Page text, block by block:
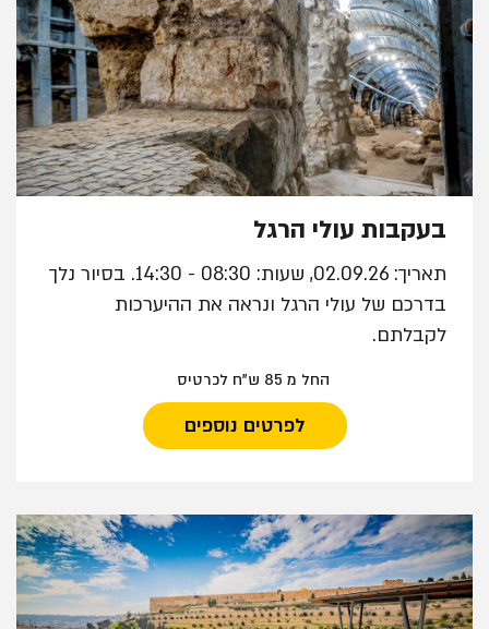
בעקבות עולי הרגל
תאריך: 02.09.26, שעות: 08:30 - 14:30. בסיור נלך
בדרכם של עולי הרגל ונראה את ההיערכות
לקבלתם.
החל מ 85 ש"ח לכרטיס
לפרטים נוספים